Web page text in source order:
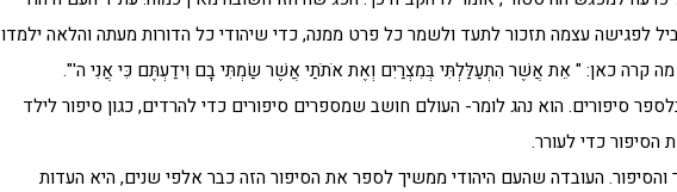
לפגישה עצמה תזכור לתעד ולשמר כל פרט ממנה, כדי שיהודי כל הדורות מעתה והלאה ילמדו
מה קרה כאן: " אֵת אֲשֶׁר הִתְעַלַּלְתִּי בְּמִצְרַיִם וְאֶת אֹתֹתַי אֲשֶׁר שַׂמְתִּי בָם וִידַעְתֶּם כִּי אֲנִי ה'".
סיפורים. הוא נהג לומר- העולם חושב שמספרים סיפורים כדי להרדים, כגון סיפור לילד
הסיפור כדי לעורר.
והסיפור. העובדה שהעם היהודי ממשיך לספר את הסיפור הזה כבר אלפי שנים, היא העדות